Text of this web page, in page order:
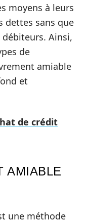
moyens à leurs
dettes sans que
Ainsi,
de
amiable
et
de crédit
AMIABLE
une méthode